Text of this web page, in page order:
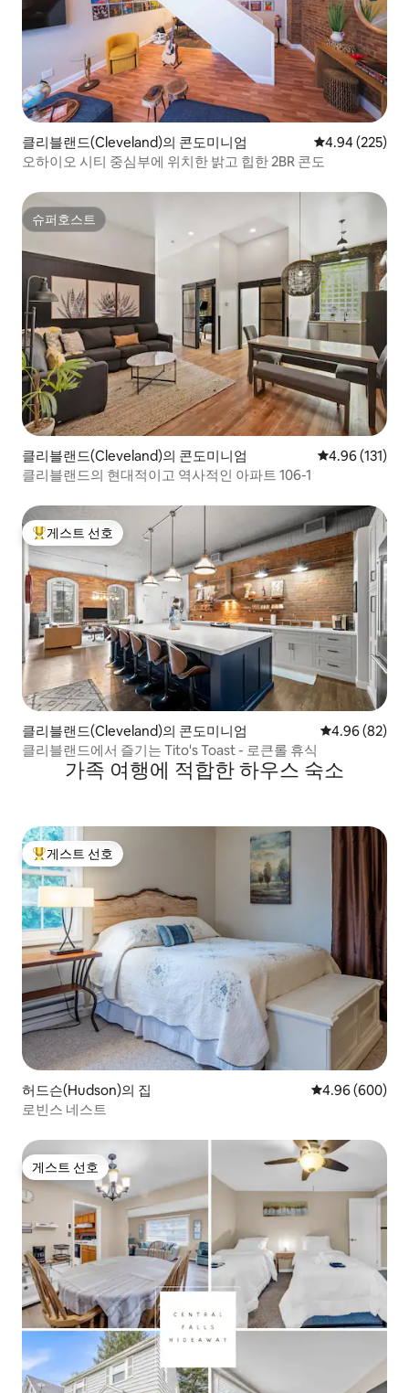
클리블랜드(Cleveland)의 콘도미니엄 평점 4.94점(5
4.94 (225)
오하이오 시티 중심부에 위치한 밝고 힙한 2BR 콘도
슈퍼호스트
슈퍼호스트
클리블랜드(Cleveland)의 콘도미니엄 평점 4.96점(5
4.96 (131)
클리블랜드의 현대적이고 역사적인 아파트 106-1
상위 게스트 선호
게스트 선호
클리블랜드(Cleveland)의 콘도미니엄 평점 4.96점(5
4.96 (82)
클리블랜드에서 즐기는 Tito's Toast - 로큰롤 휴식
가족 여행에 적합한 하우스 숙소
상위 게스트 선호
게스트 선호
허드슨(Hudson)의 집 평점 4.96점(5
4.96 (600)
로빈스 네스트
게스트 선호
게스트 선호